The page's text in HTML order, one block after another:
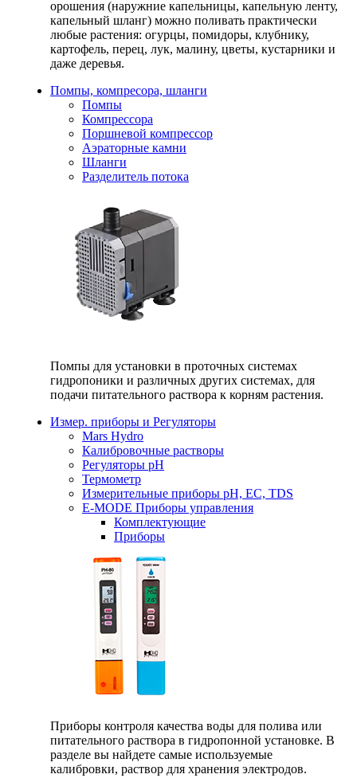
орошения (наружние капельницы, капельную ленту,
капельный шланг) можно поливать практически
любые растения: огурцы, помидоры, клубнику,
картофель, перец, лук, малину, цветы, кустарники и
даже деревья.
Помпы, компресора, шланги
Помпы
Компрессора
Поршневой компрессор
Аэраторные камни
Шланги
Разделитель потока
Помпы для установки в проточных системах
гидропоники и различных других системах, для
подачи питательного раствора к корням растения.
Измер. приборы и Регуляторы
Mars Hydro
Калибровочные растворы
Регуляторы рН
Термометр
Измерительные приборы pH, EC, TDS
E-MODE Приборы управления
Комплектующие
Приборы
Приборы контроля качества воды для полива или
питательного раствора в гидропонной установке. В
разделе вы найдете самые используемые
калибровки, раствор для хранения электродов.